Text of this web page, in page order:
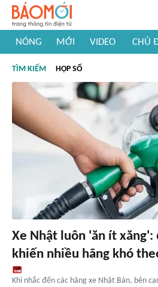
NÓNG MỚI VIDEO CHỦ
#Khám phá thế giới
TÌM KIẾM HỘP SỐ
Xe Nhật luôn 'ăn ít xăng':
khiến nhiều hãng khó
Khi nhắc đến các hãng xe Nhật Bản, bên